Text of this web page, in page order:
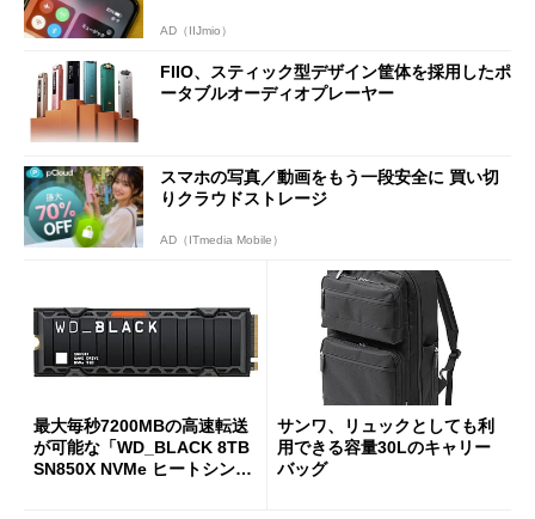
AD（IIJmio）
FIIO、スティック型デザイン筐体を採用したポ
ータブルオーディオプレーヤー
スマホの写真／動画をもう一段安全に 買い切
りクラウドストレージ
AD（ITmedia Mobile）
最大毎秒7200MBの高速転送
が可能な「WD_BLACK 8TB
SN850X NVMe ヒートシンク
サンワ、リュックとしても利
用できる容量30Lのキャリー
バッグ